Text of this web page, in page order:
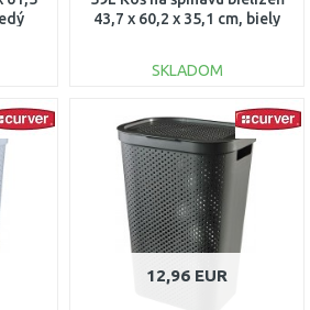
43,7 x 60,2 x 35,1 cm, biely
SKLADOM
DO KOŠÍKA
Porovnať
12,96 EUR